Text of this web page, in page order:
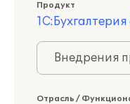
Продукт
1С:Бухгалтерия
Внедрения
Отрасль /